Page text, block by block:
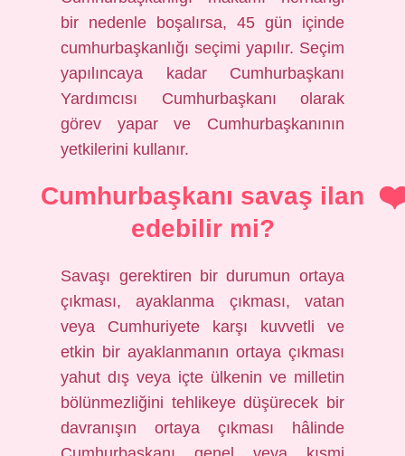
bir nedenle boşalırsa, 45 gün içinde
cumhurbaşkanlığı seçimi yapılır. Seçim
yapılıncaya kadar Cumhurbaşkanı
Yardımcısı Cumhurbaşkanı olarak
görev yapar ve Cumhurbaşkanının
yetkilerini kullanır.
Cumhurbaşkanı savaş ilan
edebilir mi?
Savaşı gerektiren bir durumun ortaya
çıkması, ayaklanma çıkması, vatan
veya Cumhuriyete karşı kuvvetli ve
etkin bir ayaklanmanın ortaya çıkması
yahut dış veya içte ülkenin ve milletin
bölünmezliğini tehlikeye düşürecek bir
davranışın ortaya çıkması hâlinde